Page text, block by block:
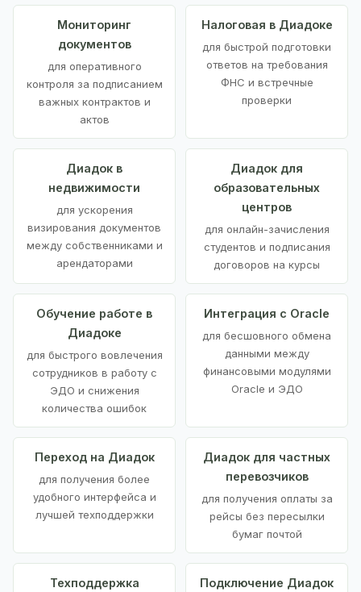
Мониторинг
документов
для оперативного
контроля за подписанием
важных контрактов и
актов
Налоговая в Диадоке
для быстрой подготовки
ответов на требования
ФНС и встречные
проверки
Диадок в
недвижимости
для ускорения
визирования документов
между собственниками и
арендаторами
Диадок для
образовательных
центров
для онлайн-зачисления
студентов и подписания
договоров на курсы
Обучение работе в
Диадоке
для быстрого вовлечения
сотрудников в работу с
ЭДО и снижения
количества ошибок
Интеграция с Oracle
для бесшовного обмена
данными между
финансовыми модулями
Oracle и ЭДО
Переход на Диадок
для получения более
удобного интерфейса и
лучшей техподдержки
Диадок для частных
перевозчиков
для получения оплаты за
рейсы без пересылки
бумаг почтой
Техподдержка
Подключение Диадок